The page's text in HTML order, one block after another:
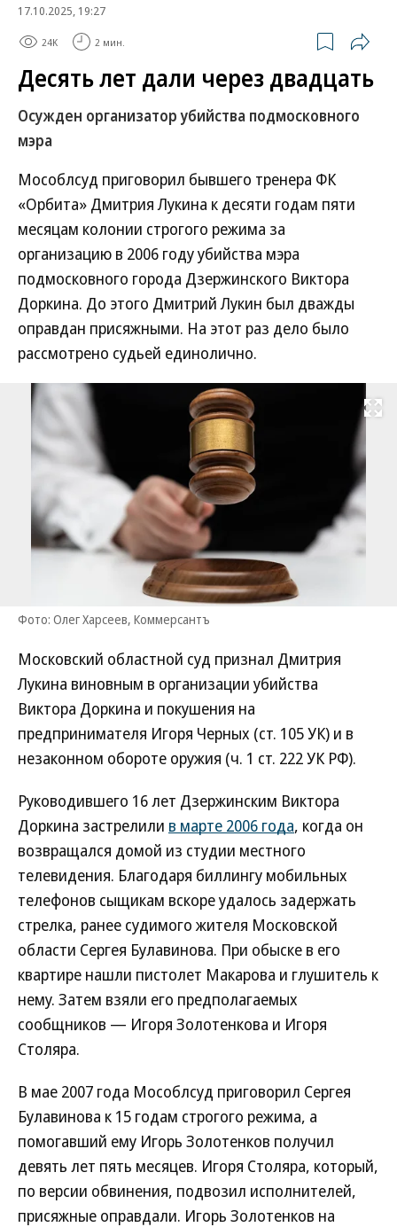
17.10.2025, 19:27
24K 2 мин.
Десять лет дали через двадцать
Осужден организатор убийства подмосковного
мэра
Мособлсуд приговорил бывшего тренера ФК
«Орбита» Дмитрия Лукина к десяти годам пяти
месяцам колонии строгого режима за
организацию в 2006 году убийства мэра
подмосковного города Дзержинского Виктора
Доркина. До этого Дмитрий Лукин был дважды
оправдан присяжными. На этот раз дело было
рассмотрено судьей единолично.
Развернуть
Фото: Олег Харсеев, Коммерсантъ
Московский областной суд признал Дмитрия
Лукина виновным в организации убийства
Виктора Доркина и покушения на
предпринимателя Игоря Черных (ст. 105 УК) и в
незаконном обороте оружия (ч. 1 ст. 222 УК РФ).
Руководившего 16 лет Дзержинским Виктора
Доркина застрелили в марте 2006 года, когда он
возвращался домой из студии местного
телевидения. Благодаря биллингу мобильных
телефонов сыщикам вскоре удалось задержать
стрелка, ранее судимого жителя Московской
области Сергея Булавинова. При обыске в его
квартире нашли пистолет Макарова и глушитель к
нему. Затем взяли его предполагаемых
сообщников — Игоря Золотенкова и Игоря
Столяра.
В мае 2007 года Мособлсуд приговорил Сергея
Булавинова к 15 годам строгого режима, а
помогавший ему Игорь Золотенков получил
девять лет пять месяцев. Игоря Столяра, который,
по версии обвинения, подвозил исполнителей,
присяжные оправдали. Игорь Золотенков на